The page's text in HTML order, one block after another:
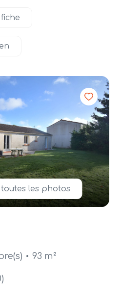
les photos
93 m²